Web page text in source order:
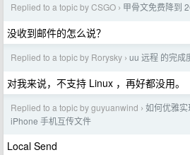
Replied to a topic by CSGO › 甲骨文免费降到
没收到邮件的怎么说？
Replied to a topic by Rorysky › uu 远程 的完成
对我来说，不支持 Linux ，再好都没用。
Replied to a topic by guyuanwind › 如何优雅
iPhone 手机互传文件
Local Send